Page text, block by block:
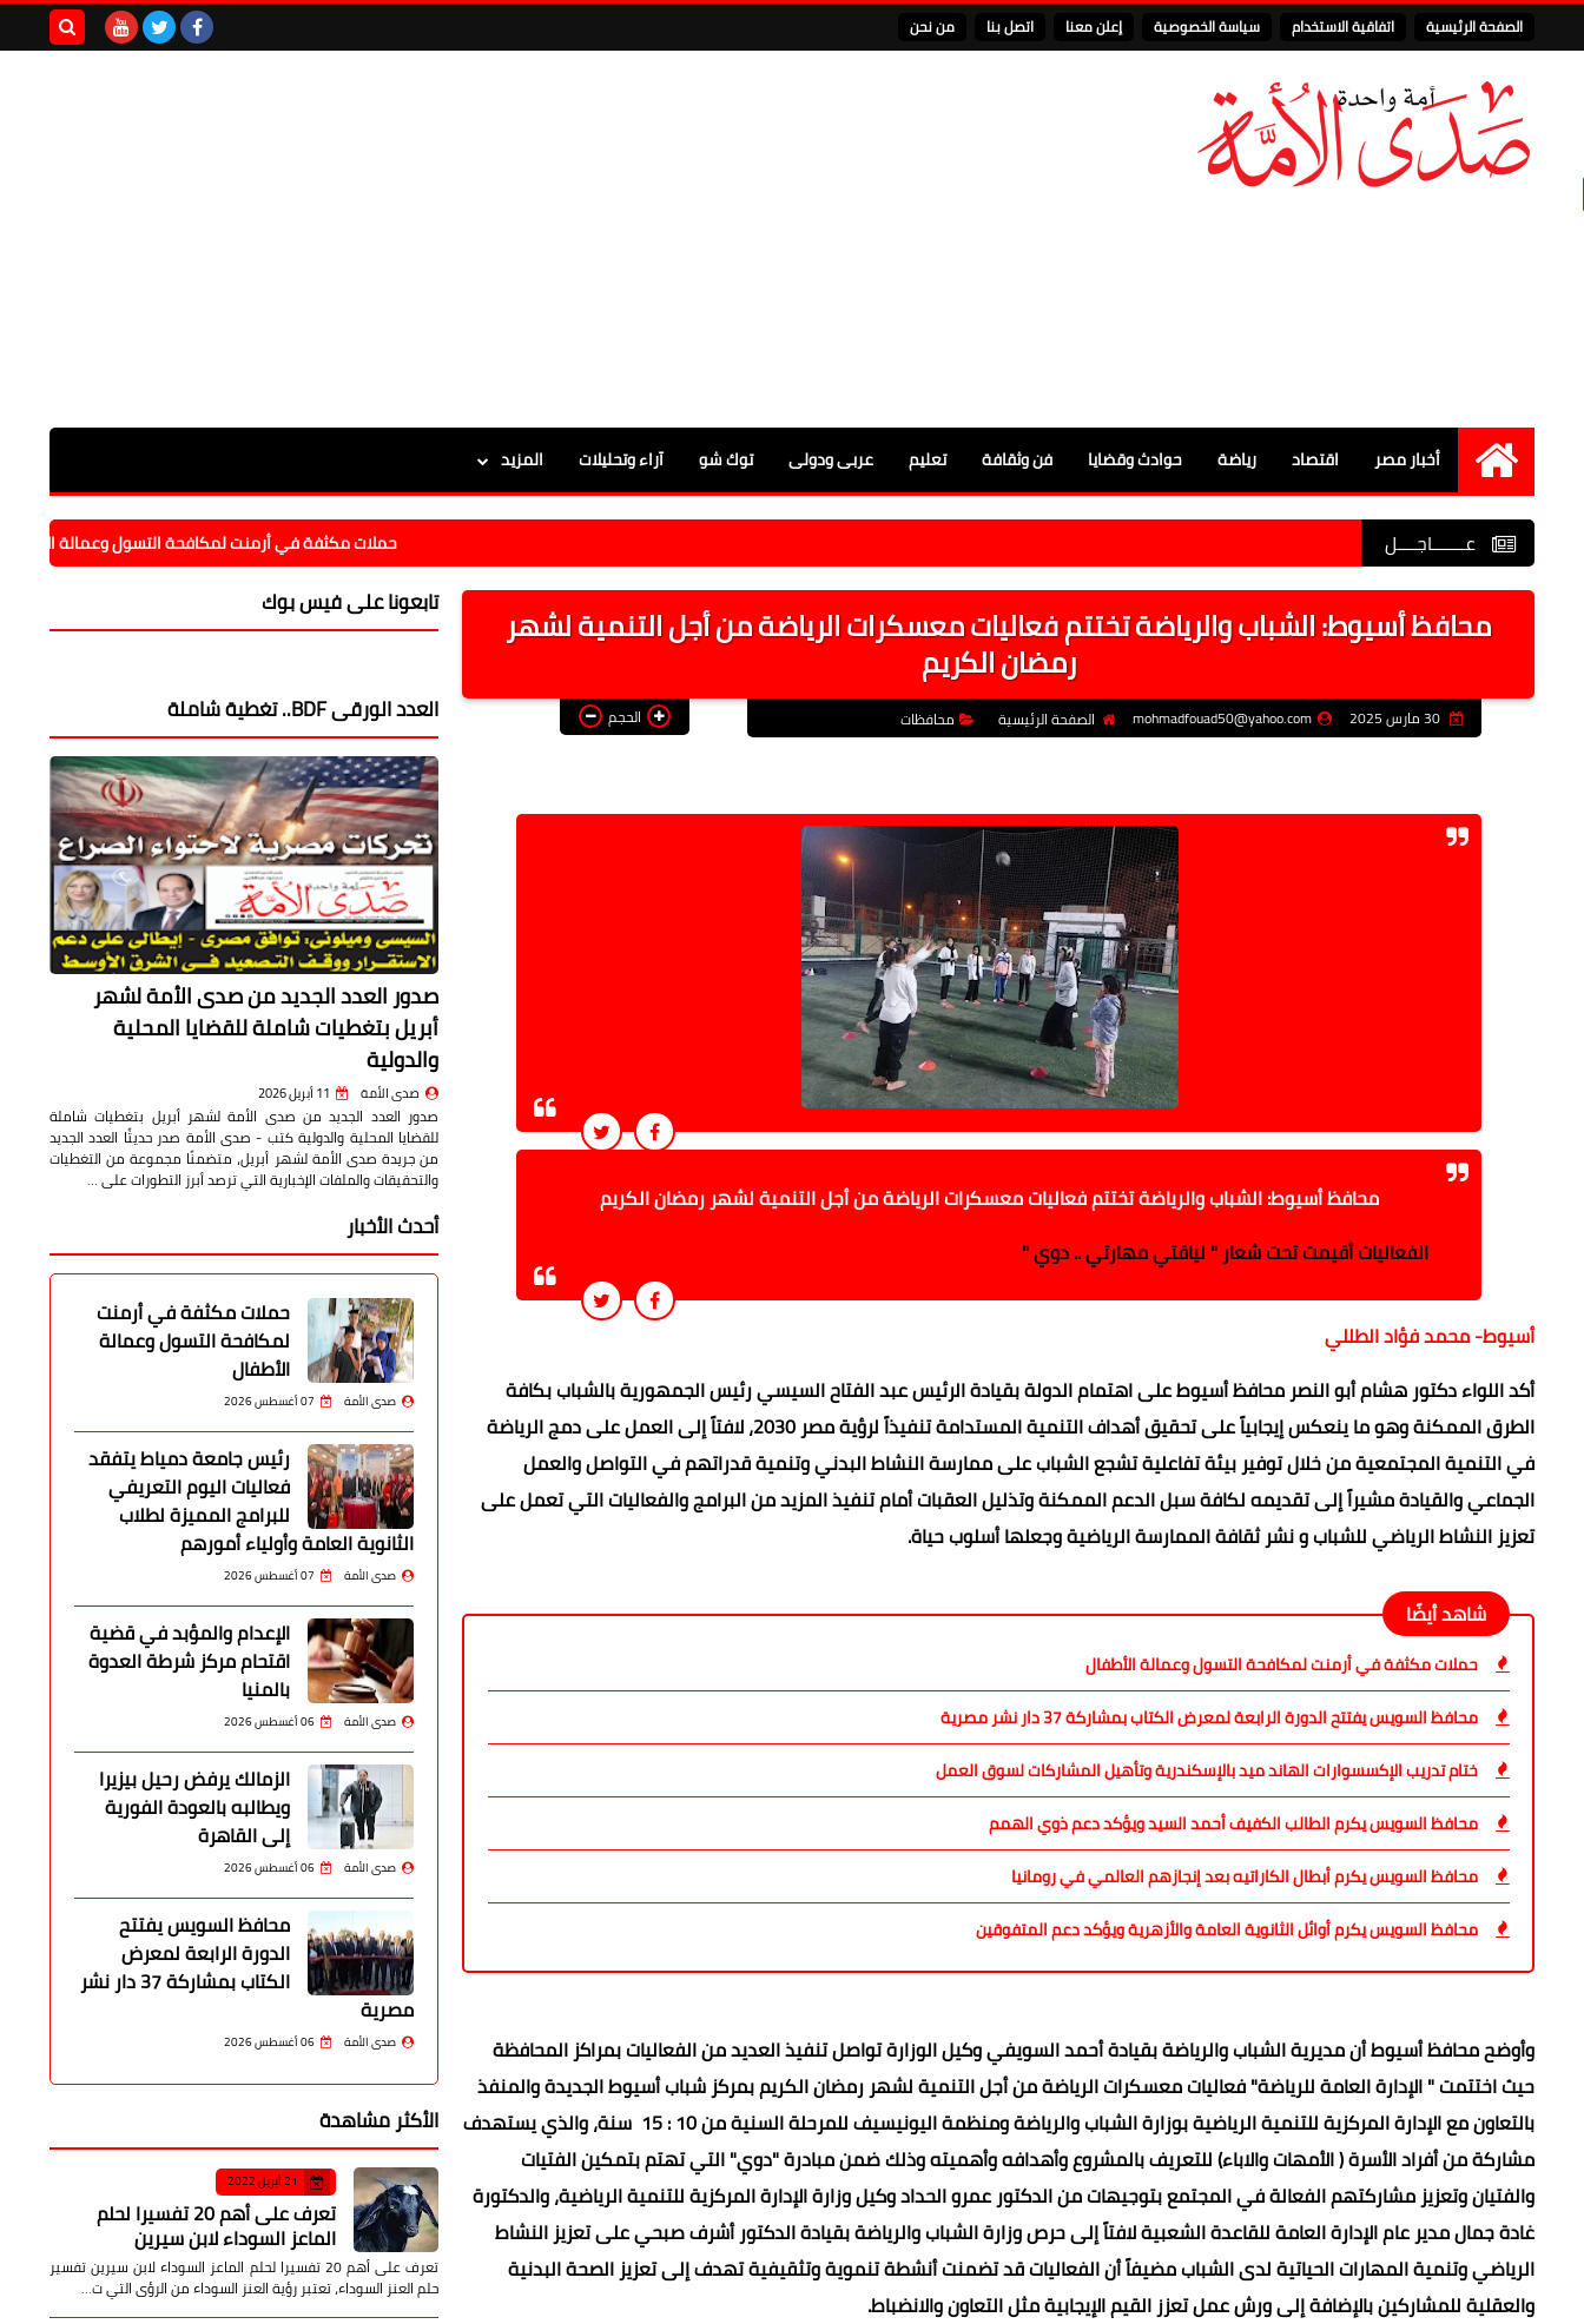
الصفحة الرئيسية اتفاقية الاستخدام سياسة الخصوصية إعلن معنا اتصل بنا من نحن
الرئيسية
أخبار مصر اقتصاد رياضة حوادث وقضايا فن وثقافة تعليم عربى ودولى توك شو آراء وتحليلات المزيد
عـــــــاجــــل حملات مكثفة في أرمنت لمكافحة التسول وعمالة الأطفال
محافظ أسيوط: الشباب والرياضة تختتم فعاليات معسكرات الرياضة من أجل التنمية لشهر
رمضان الكريم
30 مارس 2025 mohmadfouad50@yahoo.com الصفحة الرئيسية محافظات الحجم
محافظ أسيوط: الشباب والرياضة تختتم فعاليات معسكرات الرياضة من أجل التنمية لشهر رمضان الكريم
الفعاليات أقيمت تحت شعار " لياقتي مهارتي .. دوي "
أسيوط- محمد فؤاد الطللي
أكد اللواء دكتور هشام أبو النصر محافظ أسيوط على اهتمام الدولة بقيادة الرئيس عبد الفتاح السيسي رئيس الجمهورية بالشباب بكافة
الطرق الممكنة وهو ما ينعكس إيجابياً على تحقيق أهداف التنمية المستدامة تنفيذاً لرؤية مصر 2030، لافتاً إلى العمل على دمج الرياضة
في التنمية المجتمعية من خلال توفير بيئة تفاعلية تشجع الشباب على ممارسة النشاط البدني وتنمية قدراتهم في التواصل والعمل
الجماعي والقيادة مشيراً إلى تقديمه لكافة سبل الدعم الممكنة وتذليل العقبات أمام تنفيذ المزيد من البرامج والفعاليات التي تعمل على
تعزيز النشاط الرياضي للشباب و نشر ثقافة الممارسة الرياضية وجعلها أسلوب حياة.
شاهد أيضًا
حملات مكثفة في أرمنت لمكافحة التسول وعمالة الأطفال
محافظ السويس يفتتح الدورة الرابعة لمعرض الكتاب بمشاركة 37 دار نشر مصرية
ختام تدريب الإكسسوارات الهاند ميد بالإسكندرية وتأهيل المشاركات لسوق العمل
محافظ السويس يكرم الطالب الكفيف أحمد السيد ويؤكد دعم ذوي الهمم
محافظ السويس يكرم أبطال الكاراتيه بعد إنجازهم العالمي في رومانيا
محافظ السويس يكرم أوائل الثانوية العامة والأزهرية ويؤكد دعم المتفوقين
وأوضح محافظ أسيوط أن مديرية الشباب والرياضة بقيادة أحمد السويفي وكيل الوزارة تواصل تنفيذ العديد من الفعاليات بمراكز المحافظة
حيث اختتمت " الإدارة العامة للرياضة" فعاليات معسكرات الرياضة من أجل التنمية لشهر رمضان الكريم بمركز شباب أسيوط الجديدة والمنفذ
بالتعاون مع الإدارة المركزية للتنمية الرياضية بوزارة الشباب والرياضة ومنظمة اليونيسيف للمرحلة السنية من 10 : 15 سنة، والذي يستهدف
مشاركة من أفراد الأسرة ( الأمهات والاباء) للتعريف بالمشروع وأهدافه وأهميته وذلك ضمن مبادرة "دوي" التي تهتم بتمكين الفتيات
والفتيان وتعزيز مشاركتهم الفعالة في المجتمع بتوجيهات من الدكتور عمرو الحداد وكيل وزارة الإدارة المركزية للتنمية الرياضية، والدكتورة
غادة جمال مدير عام الإدارة العامة للقاعدة الشعبية لافتاً إلى حرص وزارة الشباب والرياضة بقيادة الدكتور أشرف صبحي على تعزيز النشاط
الرياضي وتنمية المهارات الحياتية لدى الشباب مضيفاً أن الفعاليات قد تضمنت أنشطة تنموية وتثقيفية تهدف إلى تعزيز الصحة البدنية
والعقلية للمشاركين بالإضافة إلى ورش عمل تعزز القيم الإيجابية مثل التعاون والانضباط.
تابعونا على فيس بوك
العدد الورقى BDF.. تغطية شاملة
صدور العدد الجديد من صدى الأمة لشهر
أبريل بتغطيات شاملة للقضايا المحلية
والدولية
صدى الأمة 11 أبريل 2026
صدور العدد الجديد من صدى الأمة لشهر أبريل بتغطيات شاملة
للقضايا المحلية والدولية كتب - صدى الأمة صدر حديثًا العدد الجديد
من جريدة صدى الأمة لشهر أبريل، متضمنًا مجموعة من التغطيات
والتحقيقات والملفات الإخبارية التي ترصد أبرز التطورات على …
أحدث الأخبار
حملات مكثفة في أرمنت
لمكافحة التسول وعمالة
الأطفال
صدى الأمة 07 أغسطس 2026
رئيس جامعة دمياط يتفقد
فعاليات اليوم التعريفي
للبرامج المميزة لطلاب
الثانوية العامة وأولياء أمورهم
صدى الأمة 07 أغسطس 2026
الإعدام والمؤبد في قضية
اقتحام مركز شرطة العدوة
بالمنيا
صدى الأمة 06 أغسطس 2026
الزمالك يرفض رحيل بيزيرا
ويطالبه بالعودة الفورية
إلى القاهرة
صدى الأمة 06 أغسطس 2026
محافظ السويس يفتتح
الدورة الرابعة لمعرض
الكتاب بمشاركة 37 دار نشر
مصرية
صدى الأمة 06 أغسطس 2026
الأكثر مشاهدة
21 أبريل 2022
تعرف على أهم 20 تفسيرا لحلم
الماعز السوداء لابن سيرين
تعرف على أهم 20 تفسيرا لحلم الماعز السوداء لابن سيرين تفسير
حلم العنز السوداء، تعتبر رؤية العنز السوداء من الرؤى التي ت…